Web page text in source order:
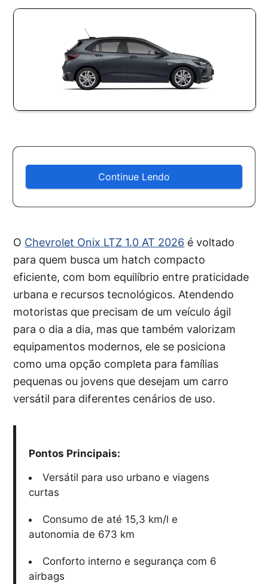
Continue Lendo
O Chevrolet Onix LTZ 1.0 AT 2026 é voltado
para quem busca um hatch compacto
eficiente, com bom equilíbrio entre praticidade
urbana e recursos tecnológicos. Atendendo
motoristas que precisam de um veículo ágil
para o dia a dia, mas que também valorizam
equipamentos modernos, ele se posiciona
como uma opção completa para famílias
pequenas ou jovens que desejam um carro
versátil para diferentes cenários de uso.
Pontos Principais:
Versátil para uso urbano e viagens
curtas
Consumo de até 15,3 km/l e
autonomia de 673 km
Conforto interno e segurança com 6
airbags